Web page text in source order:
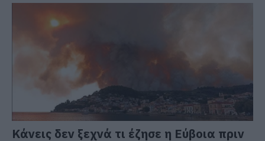
Κάνεις δεν ξεχνά τι έζησε η Εύβοια πριν